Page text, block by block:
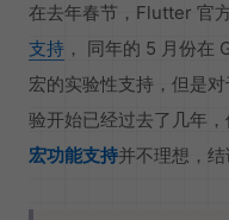
在去年春节，Flutter 官
支持 ， 同年的 5 月份在
宏的实验性支持，但是
验开始已经过去了几年
宏功能支持并不理想，结